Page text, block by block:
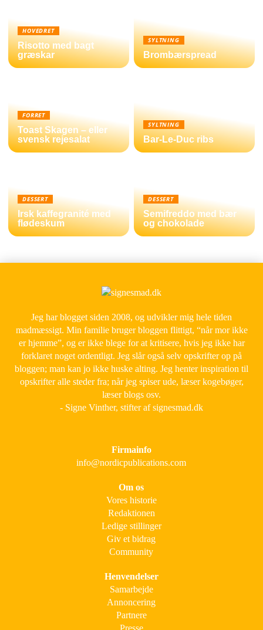
HOVEDRET
Risotto med bagt
græskar
SYLTNING
Brombærspread
FORRET
Toast Skagen – eller
svensk rejesalat
SYLTNING
Bar-Le-Duc ribs
DESSERT
Irsk kaffegranité med
flødeskum
DESSERT
Semifreddo med bær
og chokolade
Jeg har blogget siden 2008, og udvikler mig hele tiden
madmæssigt. Min familie bruger bloggen flittigt, “når mor ikke
er hjemme”, og er ikke blege for at kritisere, hvis jeg ikke har
forklaret noget ordentligt. Jeg slår også selv opskrifter op på
bloggen; man kan jo ikke huske alting. Jeg henter inspiration til
opskrifter alle steder fra; når jeg spiser ude, læser kogebøger,
læser blogs osv.
- Signe Vinther, stifter af signesmad.dk
Firmainfo
info@nordicpublications.com
Om os
Vores historie
Redaktionen
Ledige stillinger
Giv et bidrag
Community
Henvendelser
Samarbejde
Annoncering
Partnere
Presse